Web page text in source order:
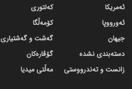
ئەمریکا
ئەورووپا
جیهان
دسته‌بندی نشده
زانست و تەندرووستی
کەلتوری
کۆمەڵگا
گه‌شت و گه‌شتیاری
گۆڤاره‌کان
مەڵتی میدیا